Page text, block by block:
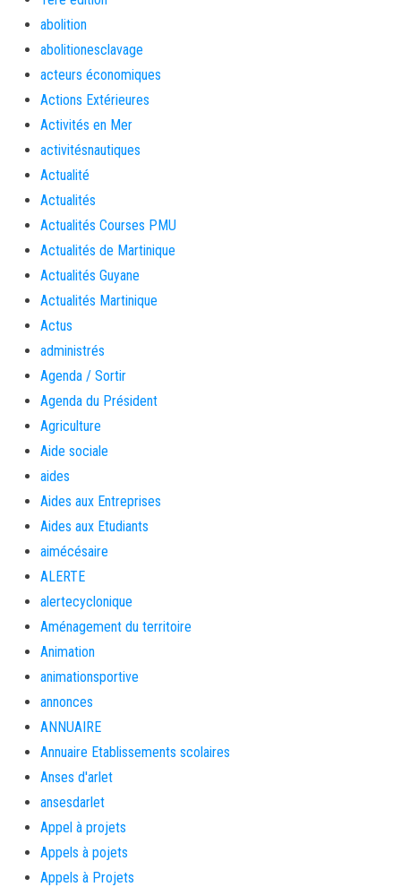
abolition
abolitionesclavage
acteurs économiques
Actions Extérieures
Activités en Mer
activitésnautiques
Actualité
Actualités
Actualités Courses PMU
Actualités de Martinique
Actualités Guyane
Actualités Martinique
Actus
administrés
Agenda / Sortir
Agenda du Président
Agriculture
Aide sociale
aides
Aides aux Entreprises
Aides aux Etudiants
aimécésaire
ALERTE
alertecyclonique
Aménagement du territoire
Animation
animationsportive
annonces
ANNUAIRE
Annuaire Etablissements scolaires
Anses d'arlet
ansesdarlet
Appel à projets
Appels à pojets
Appels à Projets